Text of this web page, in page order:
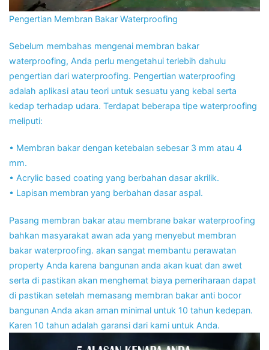
Pengertian Membran Bakar Waterproofing
Sebelum membahas mengenai membran bakar
waterproofing, Anda perlu mengetahui terlebih dahulu
pengertian dari waterproofing. Pengertian waterproofing
adalah aplikasi atau teori untuk sesuatu yang kebal serta
kedap terhadap udara. Terdapat beberapa tipe waterproofing
meliputi:
• Membran bakar dengan ketebalan sebesar 3 mm atau 4
mm.
• Acrylic based coating yang berbahan dasar akrilik.
• Lapisan membran yang berbahan dasar aspal.
Pasang membran bakar atau membrane bakar waterproofing
bahkan masyarakat awan ada yang menyebut membran
bakar waterproofing. akan sangat membantu perawatan
property Anda karena bangunan anda akan kuat dan awet
serta di pastikan akan menghemat biaya pemeriharaan dapat
di pastikan setelah memasang membran bakar anti bocor
bangunan Anda akan aman minimal untuk 10 tahun kedepan.
Karen 10 tahun adalah garansi dari kami untuk Anda.